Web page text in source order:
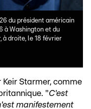
du président américain
à Washington et du
à droite, le 18 février
Keir Starmer, comme
"C'est
manifestement